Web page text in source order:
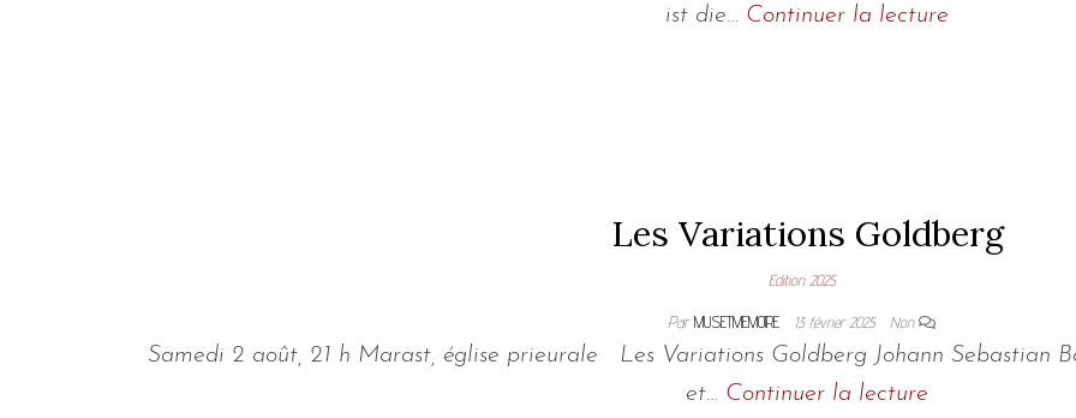
ist die… Continuer la lecture
Les Variations Goldberg
Edition 2025
ParMUSETMEMOIRE 13 février 2025 Non
Samedi 2 août, 21 h Marast, église prieurale Les Variations Goldberg Johann Sebastian
et… Continuer la lecture